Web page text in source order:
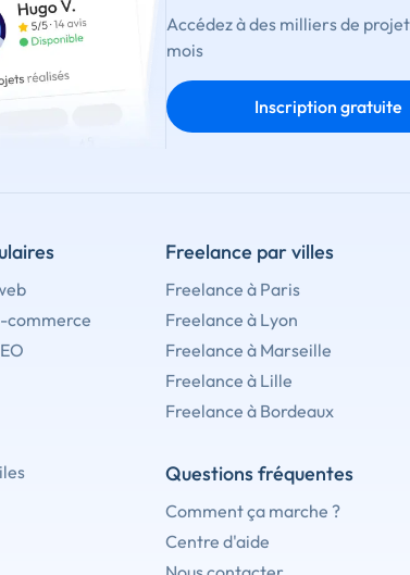
Accédez à des milliers de
mois
Inscription gratuite
commerce
Freelance par villes
Freelance à Paris
Freelance à Lyon
Freelance à Marseille
Freelance à Lille
Freelance à Bordeaux
Questions fréquentes
Comment ça marche ?
Centre d'aide